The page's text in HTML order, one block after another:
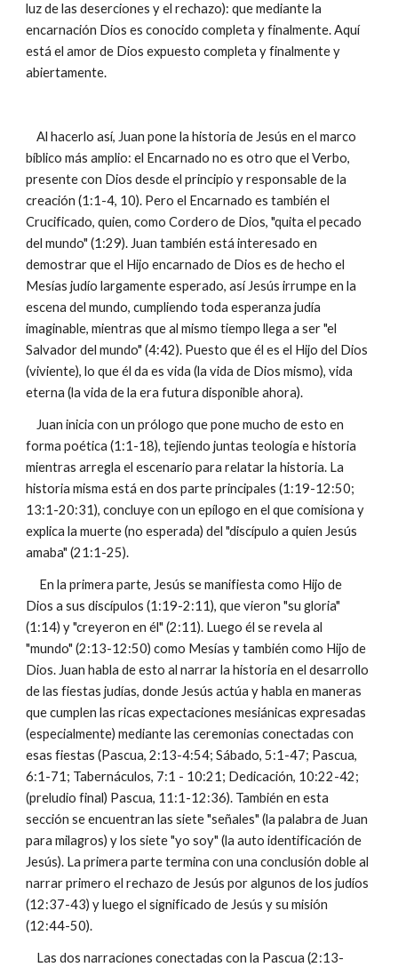
luz de las deserciones y el rechazo): que mediante la
encarnación Dios es conocido completa y finalmente. Aquí
está el amor de Dios expuesto completa y finalmente y
abiertamente.
Al hacerlo así, Juan pone la historia de Jesús en el marco
bíblico más amplio: el Encarnado no es otro que el Verbo,
presente con Dios desde el principio y responsable de la
creación (1:1-4, 10). Pero el Encarnado es también el
Crucificado, quien, como Cordero de Dios, "quita el pecado
del mundo" (1:29). Juan también está interesado en
demostrar que el Hijo encarnado de Dios es de hecho el
Mesías judío largamente esperado, así Jesús irrumpe en la
escena del mundo, cumpliendo toda esperanza judía
imaginable, mientras que al mismo tiempo llega a ser "el
Salvador del mundo" (4:42). Puesto que él es el Hijo del Dios
(viviente), lo que él da es vida (la vida de Dios mismo), vida
eterna (la vida de la era futura disponible ahora).
Juan inicia con un prólogo que pone mucho de esto en
forma poética (1:1-18), tejiendo juntas teología e historia
mientras arregla el escenario para relatar la historia. La
historia misma está en dos parte principales (1:19-12:50;
13:1-20:31), concluye con un epílogo en el que comisiona y
explica la muerte (no esperada) del "discípulo a quien Jesús
amaba" (21:1-25).
En la primera parte, Jesús se manifiesta como Hijo de
Dios a sus discípulos (1:19-2:11), que vieron "su gloria"
(1:14) y "creyeron en él" (2:11). Luego él se revela al
"mundo" (2:13-12:50) como Mesías y también como Hijo de
Dios. Juan habla de esto al narrar la historia en el desarrollo
de las fiestas judías, donde Jesús actúa y habla en maneras
que cumplen las ricas expectaciones mesiánicas expresadas
(especialmente) mediante las ceremonias conectadas con
esas fiestas (Pascua, 2:13-4:54; Sábado, 5:1-47; Pascua,
6:1-71; Tabernáculos, 7:1 - 10:21; Dedicación, 10:22-42;
(preludio final) Pascua, 11:1-12:36). También en esta
sección se encuentran las siete "señales" (la palabra de Juan
para milagros) y los siete "yo soy" (la auto identificación de
Jesús). La primera parte termina con una conclusión doble al
narrar primero el rechazo de Jesús por algunos de los judíos
(12:37-43) y luego el significado de Jesús y su misión
(12:44-50).
Las dos narraciones conectadas con la Pascua (2:13-